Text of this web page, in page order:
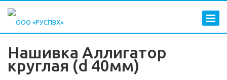
Нашивка Аллигатор
круглая (d 40мм)